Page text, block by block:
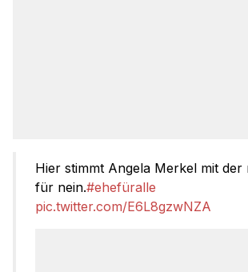
Hier stimmt Angela Merkel mit
für nein.#ehefüralle
pic.twitter.com/E6L8gzwNZA